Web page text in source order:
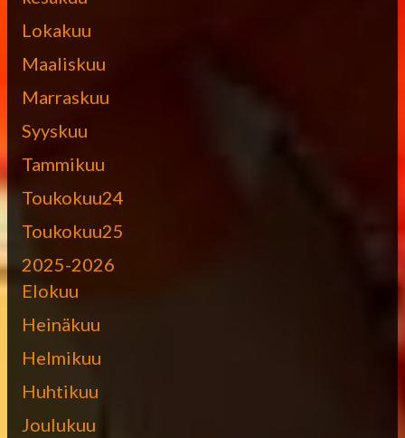
Lokakuu
Maaliskuu
Marraskuu
Syyskuu
Tammikuu
Toukokuu24
Toukokuu25
2025-2026
Elokuu
Heinäkuu
Helmikuu
Huhtikuu
Joulukuu